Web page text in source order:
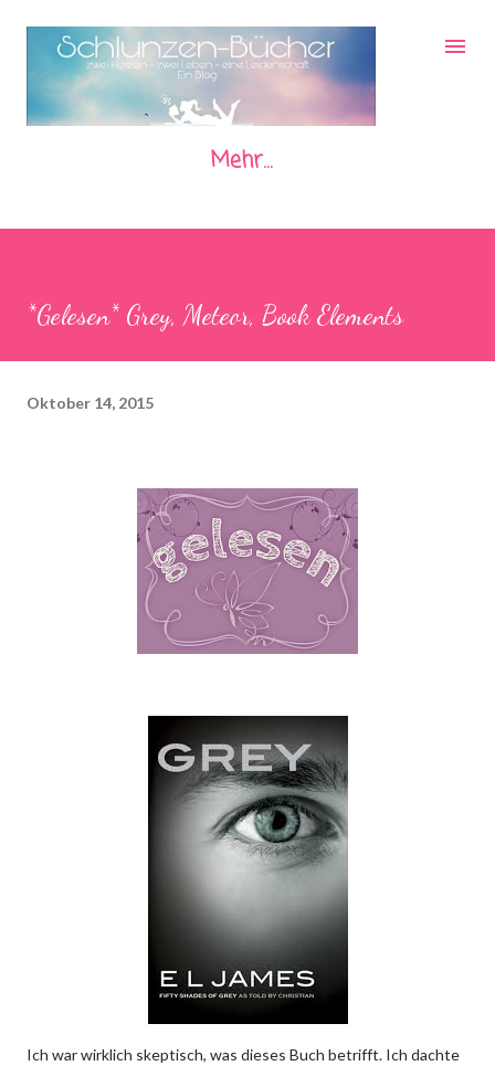
Direkt zum Hauptbereich
Mehr…
*Gelesen* Grey, Meteor, Book Elements
Oktober 14, 2015
Ich war wirklich skeptisch, was dieses Buch betrifft. Ich dachte